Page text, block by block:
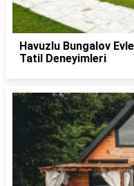
Havuzlu Bungalov
Tatil Deneyimleri